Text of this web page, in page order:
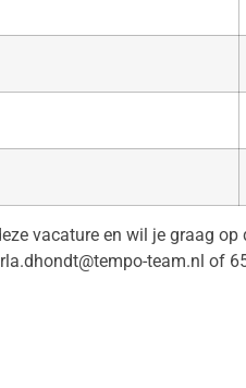
vacature en wil je graag
team.nl of